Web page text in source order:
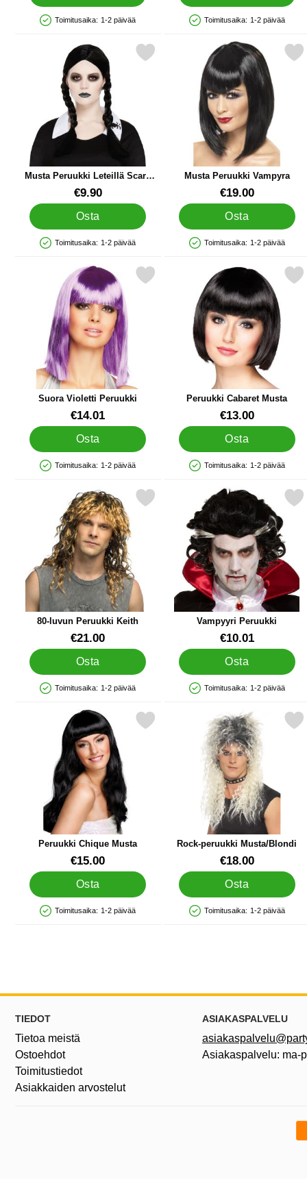
Saatavuus: Varastossa
Toimitusaika: 1-2 päivää
Saatavuus: Varastossa
Toimitusaika: 1-2 päivää
Musta Peruukki Leteillä Scary
Daughter
Tuote.nro 38698€9.90
Osta
Saatavuus: Varastossa
Toimitusaika: 1-2 päivää
Merkitse musta Peruukki Leteillä Scary Daughter suosikiksi
Musta Peruukki Vampyra
Tuote.nro 1052€19.00
Osta
Saatavuus: Varastossa
Toimitusaika: 1-2 päivää
Merkitse musta
Suora Violetti Peruukki
Tuote.nro 15578€14.01
Osta
Saatavuus: Varastossa
Toimitusaika: 1-2 päivää
Merkitse suora Violetti Peruukki suosikiksi
Peruukki Cabaret Musta
Tuote.nro 38308€13.00
Osta
Saatavuus: Varastossa
Toimitusaika: 1-2 päivää
Merkitse peruukki
80-luvun Peruukki Keith
Tuote.nro 88718€21.00
Osta
Saatavuus: Varastossa
Toimitusaika: 1-2 päivää
Merkitse 80-luvun Peruukki Keith suosikiksi
Vampyyri Peruukki
Tuote.nro 84791€10.01
Osta
Saatavuus: Varastossa
Toimitusaika: 1-2 päivää
Merkitse vampyyri
Peruukki Chique Musta
Tuote.nro 19428€15.00
Osta
Saatavuus: Varastossa
Toimitusaika: 1-2 päivää
Merkitse peruukki Chique Musta suosikiksi
Rock-peruukki Musta/Blondi
Tuote.nro 10860€18.00
Osta
Saatavuus: Varastossa
Toimitusaika: 1-2 päivää
Merkitse rock-peruukki
Alatunnisteen sisältö Sekalaista tietoa ja
TIEDOT
Tietoa meistä
Ostoehdot
Toimitustiedot
Asiakkaiden arvostelut
ASIAKASPALVELU
Asiakaspalvelu: ma-